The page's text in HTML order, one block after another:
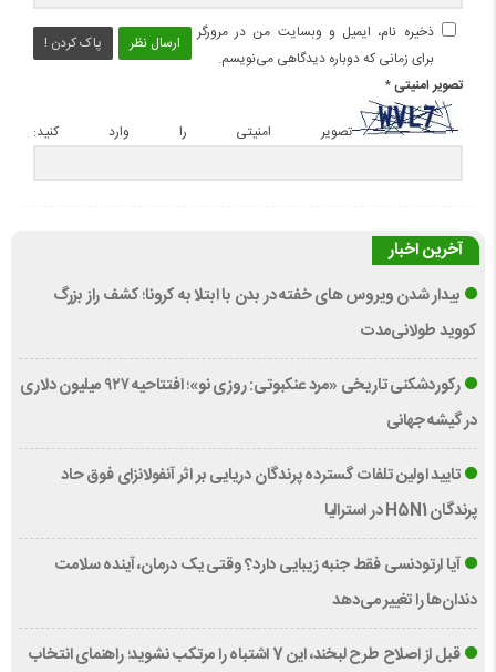
ارسال نظر پاک کردن !
ذخیره نام، ایمیل و وبسایت من در مرورگر
برای زمانی که دوباره دیدگاهی می‌نویسم.
تصویر امنیتی*
تصویر امنیتی را وارد کنید:
آخرین اخبار
بیدار شدن ویروس‌ های خفته در بدن با ابتلا به کرونا؛ کشف راز بزرگ
کووید طولانی‌مدت
رکوردشکنی تاریخی «مرد عنکبوتی: روزی نو»؛ افتتاحیه ۹۲۷ میلیون دلاری
در گیشه جهانی
تایید اولین تلفات گسترده پرندگان دریایی بر اثر آنفولانزای فوق حاد
پرندگان H5N1 در استرالیا
آیا ارتودنسی فقط جنبه زیبایی دارد؟ وقتی یک درمان، آینده سلامت
دندان‌ها را تغییر می‌دهد
قبل از اصلاح طرح لبخند، این 7 اشتباه را مرتکب نشوید؛ راهنمای انتخاب